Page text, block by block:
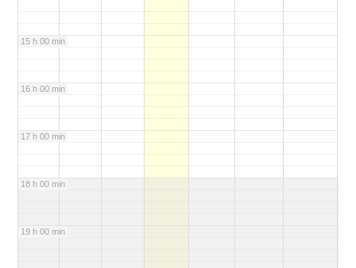
15 h 00 min
16 h 00 min
17 h 00 min
18 h 00 min
19 h 00 min